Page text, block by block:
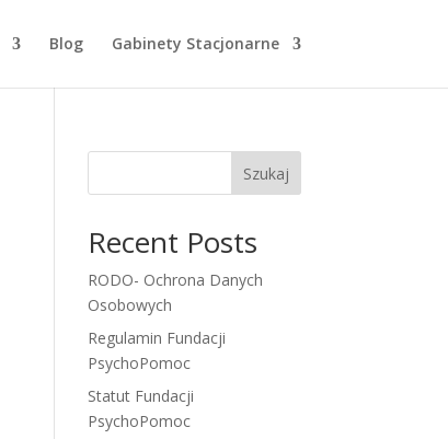
Blog Gabinety Stacjonarne
Szukaj
Recent Posts
RODO- Ochrona Danych
Osobowych
Regulamin Fundacji
PsychoPomoc
Statut Fundacji
PsychoPomoc